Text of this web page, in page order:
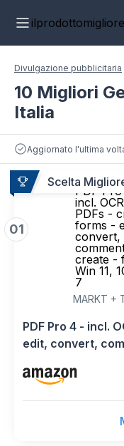
Divulgazione pubblicitaria
10 Migliori
Italia
Aggiornato l'ultima
Scelta
01
PDF
incl.
PDFs -
forms -
convert,
create -
Win 11,
7
MARKT +
PDF Pro 4 - incl.
edit, convert,